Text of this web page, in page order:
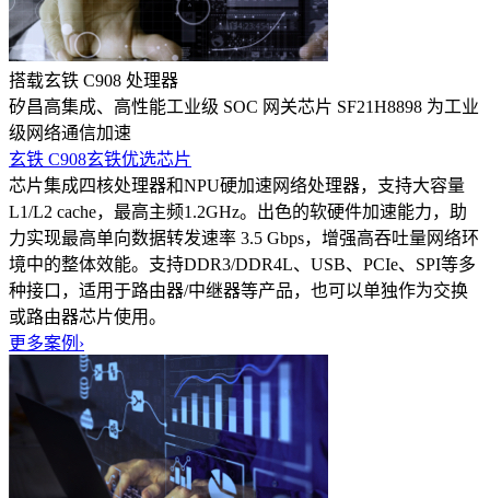
搭载玄铁 C908 处理器
矽昌高集成、高性能工业级 SOC 网关芯片 SF21H8898 为工业
级网络通信加速
玄铁 C908玄铁优选芯片
芯片集成四核处理器和NPU硬加速网络处理器，支持大容量
L1/L2 cache，最高主频1.2GHz。出色的软硬件加速能力，助
力实现最高单向数据转发速率 3.5 Gbps，增强高吞吐量网络环
境中的整体效能。支持DDR3/DDR4L、USB、PCIe、SPI等多
种接口，适用于路由器/中继器等产品，也可以单独作为交换
或路由器芯片使用。
更多案例 ›